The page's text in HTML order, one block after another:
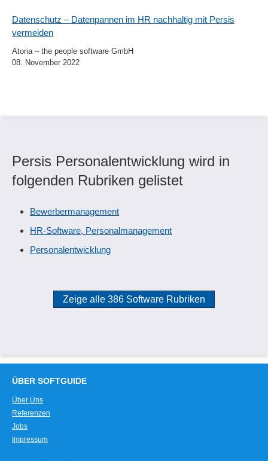
Datenschutz – Datenpannen im HR nachhaltig mit Persis
vermeiden
Atoria – the people software GmbH
08. November 2022
Persis Personalentwicklung wird in
folgenden Rubriken gelistet
Bewerbermanagement
HR-Software, Personalmanagement
Personalentwicklung
Zeige alle 386 Software Rubriken
ÜBER SOFTGUIDE
Über Uns
Referenzen
Jobs
Impressum